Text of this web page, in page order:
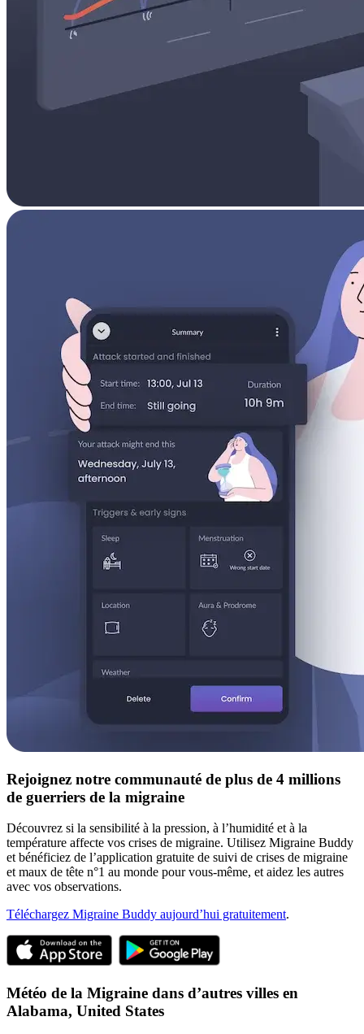
Rejoignez notre communauté de plus de 4 millions
de guerriers de la migraine
Découvrez si la sensibilité à la pression, à l’humidité et à la
température affecte vos crises de migraine. Utilisez Migraine Buddy
et bénéficiez de l’application gratuite de suivi de crises de migraine
et maux de tête n°1 au monde pour vous-même, et aidez les autres
avec vos observations.
Téléchargez Migraine Buddy aujourd’hui gratuitement.
Météo de la Migraine dans d’autres villes en
Alabama, United States